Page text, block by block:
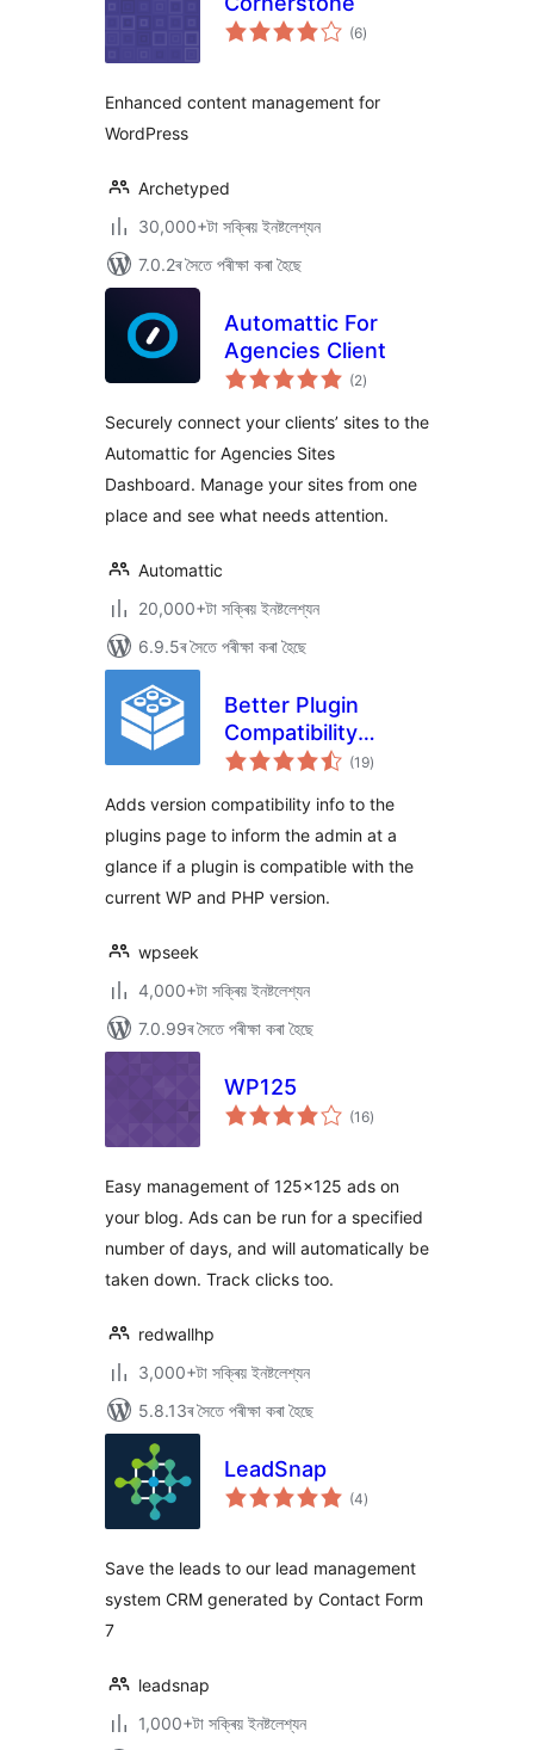
(6টা
মুঠ)
Enhanced content management for
WordPress
Archetyped
30,000+টা সক্ৰিয় ইনষ্টলেশ্যন
7.0.2ৰ সৈতে পৰীক্ষা কৰা হৈছে
Automattic For
Agencies Client
(2টা
মুঠ)
Securely connect your clients’ sites to the
Automattic for Agencies Sites
Dashboard. Manage your sites from one
place and see what needs attention.
Automattic
20,000+টা সক্ৰিয় ইনষ্টলেশ্যন
6.9.5ৰ সৈতে পৰীক্ষা কৰা হৈছে
Better Plugin
Compatibility
Control
(19টা
মুঠ)
Adds version compatibility info to the
plugins page to inform the admin at a
glance if a plugin is compatible with the
current WP and PHP version.
wpseek
4,000+টা সক্ৰিয় ইনষ্টলেশ্যন
7.0.99ৰ সৈতে পৰীক্ষা কৰা হৈছে
WP125
(16টা
মুঠ)
Easy management of 125×125 ads on
your blog. Ads can be run for a specified
number of days, and will automatically be
taken down. Track clicks too.
redwallhp
3,000+টা সক্ৰিয় ইনষ্টলেশ্যন
5.8.13ৰ সৈতে পৰীক্ষা কৰা হৈছে
LeadSnap
(4টা
মুঠ)
Save the leads to our lead management
system CRM generated by Contact Form
7
leadsnap
1,000+টা সক্ৰিয় ইনষ্টলেশ্যন